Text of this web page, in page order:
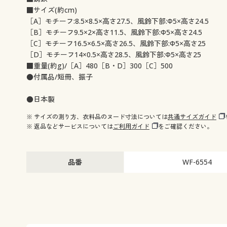
■サイズ(約cm)
［A］モチーフ:8.5×8.5×高さ27.5、風鈴下部:Φ5×高さ24.5
［B］モチーフ9.5×2×高さ11.5、風鈴下部:Φ5×高さ24.5
［C］モチーフ16.5×6.5×高さ26.5、風鈴下部:Φ5×高さ25
［D］モチーフ14×0.5×高さ28.5、風鈴下部:Φ5×高さ25
■重量(約g)/［A］480［B・D］300［C］500
●付属品/短冊、振子
●日本製
※ サイズの測り方、衣料品のヌード寸法については共通サイズガイド
※ 返品などサービスについてはご利用ガイド をご確認ください。
品番 WF-6554